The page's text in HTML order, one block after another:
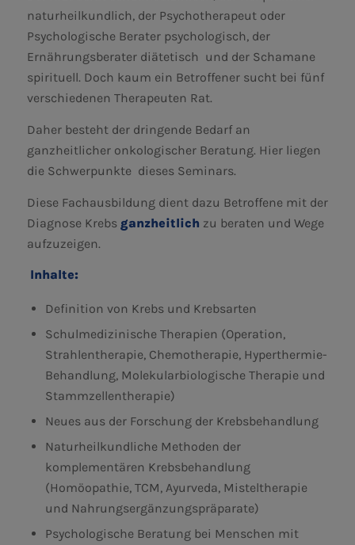
naturheilkundlich, der Psychotherapeut oder
Psychologische Berater psychologisch, der
Ernährungsberater diätetisch und der Schamane
spirituell. Doch kaum ein Betroffener sucht bei fünf
verschiedenen Therapeuten Rat.
Daher besteht der dringende Bedarf an
ganzheitlicher onkologischer Beratung. Hier liegen
die Schwerpunkte dieses Seminars.
Diese Fachausbildung dient dazu Betroffene mit der
Diagnose Krebs ganzheitlich zu beraten und Wege
aufzuzeigen.
Inhalte:
Definition von Krebs und Krebsarten
Schulmedizinische Therapien (Operation,
Strahlentherapie, Chemotherapie, Hyperthermie-
Behandlung, Molekularbiologische Therapie und
Stammzellentherapie)
Neues aus der Forschung der Krebsbehandlung
Naturheilkundliche Methoden der
komplementären Krebsbehandlung
(Homöopathie, TCM, Ayurveda, Misteltherapie
und Nahrungsergänzungspräparate)
Psychologische Beratung bei Menschen mit